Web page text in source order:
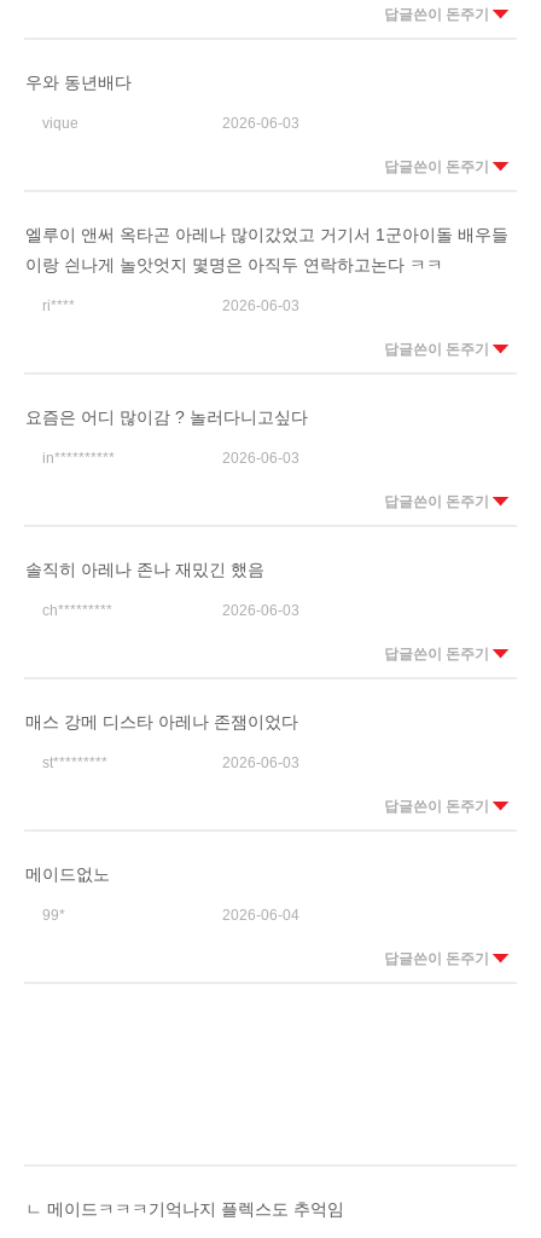
답글쓴이 돈주기
우와 동년배다
vique 2026-06-03
답글쓴이 돈주기
엘루이 앤써 옥타곤 아레나 많이갔었고 거기서 1군아이돌 배우들
이랑 싄나게 놀앗엇지 몇명은 아직두 연락하고논다 ㅋㅋ
ri**** 2026-06-03
답글쓴이 돈주기
요즘은 어디 많이감 ? 놀러다니고싶다
in********** 2026-06-03
답글쓴이 돈주기
솔직히 아레나 존나 재밌긴 했음
ch********* 2026-06-03
답글쓴이 돈주기
매스 강메 디스타 아레나 존잼이었다
st********* 2026-06-03
답글쓴이 돈주기
메이드없노
99* 2026-06-04
답글쓴이 돈주기
ㄴ 메이드ㅋㅋㅋ기억나지 플렉스도 추억임